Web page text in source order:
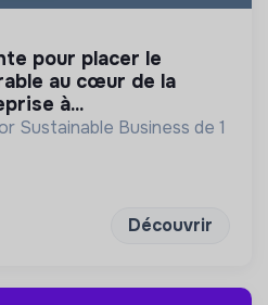
au cœur de la
à...
Sustainable Business de 1
Découvrir